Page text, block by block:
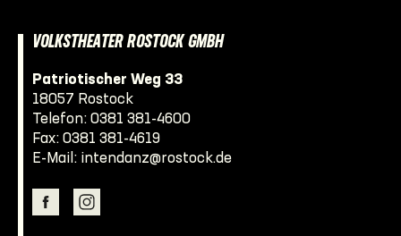
VOLKSTHEATER ROSTOCK GMBH
Patriotischer Weg 33
18057 Rostock
Telefon: 0381 381-4600
Fax: 0381 381-4619
E-Mail: intendanz@rostock.de